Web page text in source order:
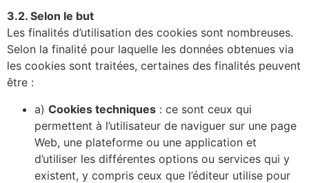
3.2. Selon le but
Les finalités d’utilisation des cookies sont nombreuses.
Selon la finalité pour laquelle les données obtenues via
les cookies sont traitées, certaines des finalités peuvent
être :
a) Cookies techniques : ce sont ceux qui
permettent à l’utilisateur de naviguer sur une page
Web, une plateforme ou une application et
d’utiliser les différentes options ou services qui y
existent, y compris ceux que l’éditeur utilise pour